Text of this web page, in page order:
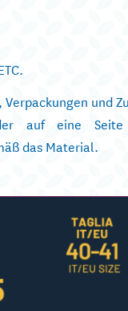
und
auf eine
das Material.